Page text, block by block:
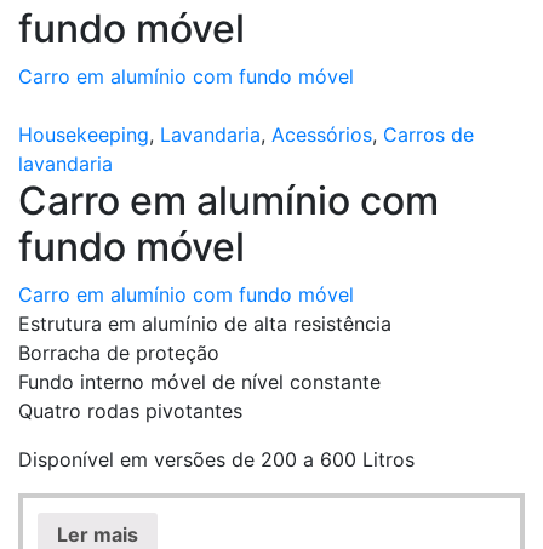
fundo móvel
Carro em alumínio com fundo móvel
Housekeeping, Lavandaria, Acessórios, Carros de
lavandaria
Carro em alumínio com
fundo móvel
Carro em alumínio com fundo móvel
Estrutura em alumínio de alta resistência
Borracha de proteção
Fundo interno móvel de nível constante
Quatro rodas pivotantes
Disponível em versões de 200 a 600 Litros
Ler mais